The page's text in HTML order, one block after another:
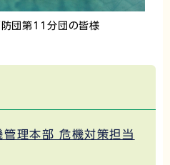
団第11分団の皆様
管理本部 危機対策担当